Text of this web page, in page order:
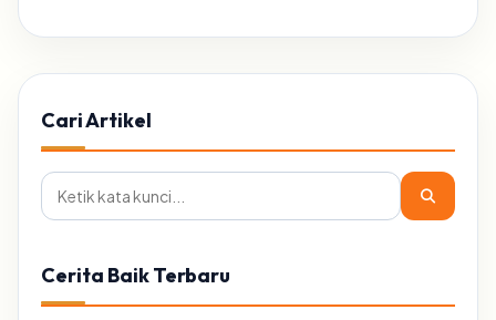
Cari Artikel
Cerita Baik Terbaru